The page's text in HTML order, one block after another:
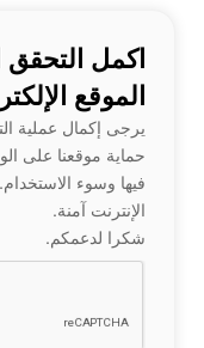
اكمل التحقق
الموقع
يرجى إكمال عملية
حماية موقعنا على
فيها وسوء
الإنترنت آمنة.
شكرا لدعمكم.